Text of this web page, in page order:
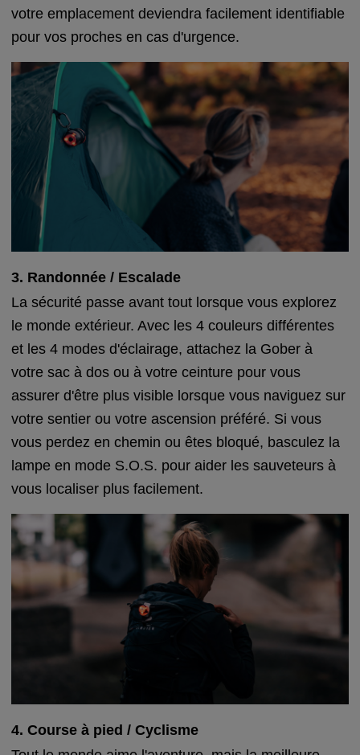
votre emplacement deviendra facilement identifiable
pour vos proches en cas d'urgence.
3. Randonnée / Escalade
La sécurité passe avant tout lorsque vous explorez
le monde extérieur. Avec les 4 couleurs différentes
et les 4 modes d'éclairage, attachez la Gober à
votre sac à dos ou à votre ceinture pour vous
assurer d'être plus visible lorsque vous naviguez sur
votre sentier ou votre ascension préféré. Si vous
vous perdez en chemin ou êtes bloqué, basculez la
lampe en mode S.O.S. pour aider les sauveteurs à
vous localiser plus facilement.
4. Course à pied / Cyclisme